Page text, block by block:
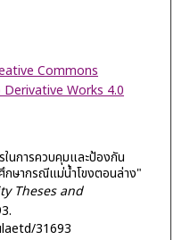
Commons
Works 4.0
นการควบคุมและป้องกัน
กษากรณีแม่น้ำโขงตอนล่าง"
Theses and
31693